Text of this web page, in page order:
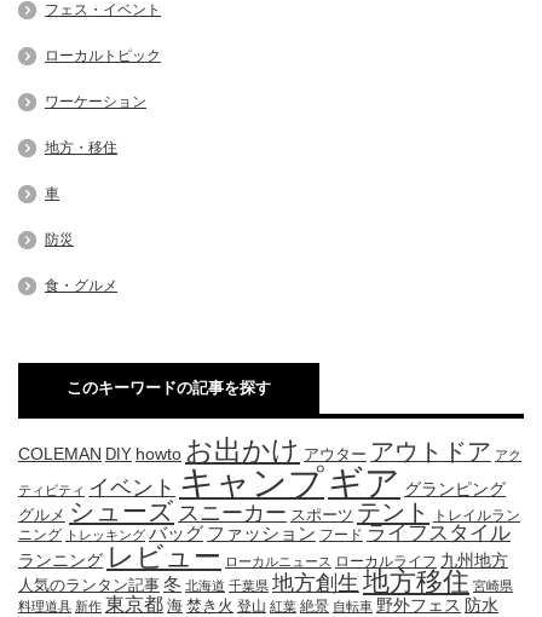
フェス・イベント
ローカルトピック
ワーケーション
地方・移住
車
防災
食・グルメ
このキーワードの記事を探す
COLEMAN DIY howto お出かけ アウター アウトドア アク
ティビティ イベント キャンプギア グランピング
グルメ シューズ スニーカー スポーツ テント
トレイルラン
ニング トレッキング バッグ ファッション フード ライフスタイル
ランニング レビュー ローカルニュース ローカルライフ 九州地方
人気のランタン記事 冬 北海道 千葉県 地方創生 地方移住 宮崎県
料理道具 新作 東京都 海 焚き火 登山 紅葉 絶景 自転車 野外フェス 防水